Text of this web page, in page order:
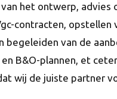
het ontwerp, advies
contracten, opstellen
begeleiden van de
B&O-plannen, et
wij de juiste partner